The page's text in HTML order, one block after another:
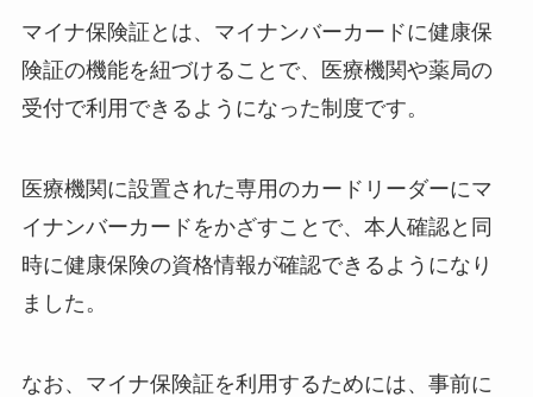
マイナ保険証とは、マイナンバーカードに健康保
険証の機能を紐づけることで、医療機関や薬局の
受付で利用できるようになった制度です。
医療機関に設置された専用のカードリーダーにマ
イナンバーカードをかざすことで、本人確認と同
時に健康保険の資格情報が確認できるようになり
ました。
なお、マイナ保険証を利用するためには、事前に